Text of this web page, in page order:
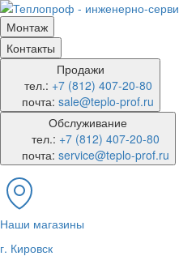
Монтаж
Контакты
Продажи
тел.: +7 (812) 407-20-80
почта: sale@teplo-prof.ru
Обслуживание
тел.: +7 (812) 407-20-80
почта: service@teplo-prof.ru
Наши магазины
г. Кировск